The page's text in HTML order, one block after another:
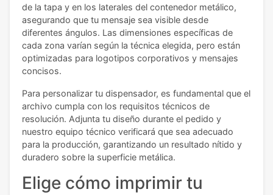
de la tapa y en los laterales del contenedor metálico,
asegurando que tu mensaje sea visible desde
diferentes ángulos. Las dimensiones específicas de
cada zona varían según la técnica elegida, pero están
optimizadas para logotipos corporativos y mensajes
concisos.
Para personalizar tu dispensador, es fundamental que el
archivo cumpla con los requisitos técnicos de
resolución. Adjunta tu diseño durante el pedido y
nuestro equipo técnico verificará que sea adecuado
para la producción, garantizando un resultado nítido y
duradero sobre la superficie metálica.
Elige cómo imprimir tu